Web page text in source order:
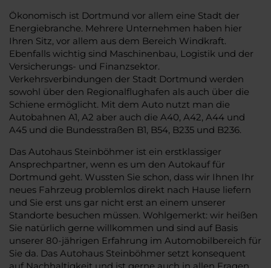
Ökonomisch ist Dortmund vor allem eine Stadt der
Energiebranche. Mehrere Unternehmen haben hier
Ihren Sitz, vor allem aus dem Bereich Windkraft.
Ebenfalls wichtig sind Maschinenbau, Logistik und der
Versicherungs- und Finanzsektor.
Verkehrsverbindungen der Stadt Dortmund werden
sowohl über den Regionalflughafen als auch über die
Schiene ermöglicht. Mit dem Auto nutzt man die
Autobahnen A1, A2 aber auch die A40, A42, A44 und
A45 und die Bundesstraßen B1, B54, B235 und B236.
Das Autohaus Steinböhmer ist ein erstklassiger
Ansprechpartner, wenn es um den Autokauf für
Dortmund geht. Wussten Sie schon, dass wir Ihnen Ihr
neues Fahrzeug problemlos direkt nach Hause liefern
und Sie erst uns gar nicht erst an einem unserer
Standorte besuchen müssen. Wohlgemerkt: wir heißen
Sie natürlich gerne willkommen und sind auf Basis
unserer 80-jährigen Erfahrung im Automobilbereich für
Sie da. Das Autohaus Steinböhmer setzt konsequent
auf Nachhaltigkeit und ist gerne auch in allen Fragen